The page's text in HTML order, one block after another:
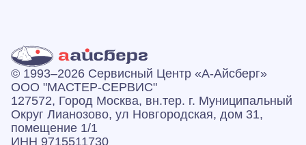
© 1993–2026 Сервисный Центр «А‑Айсберг»
ООО "МАСТЕР-СЕРВИС"
127572, Город Москва, вн.тер. г. Муниципальный
Округ Лианозово, ул Новгородская, дом 31,
помещение 1/1
ИНН 9715511730